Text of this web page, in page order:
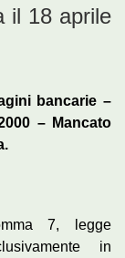
il 18 aprile
bancarie –
– Mancato
7, legge
in